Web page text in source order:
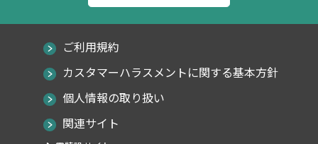
ご利用規約
カスタマーハラスメントに関する基本方針
個人情報の取り扱い
関連サイト